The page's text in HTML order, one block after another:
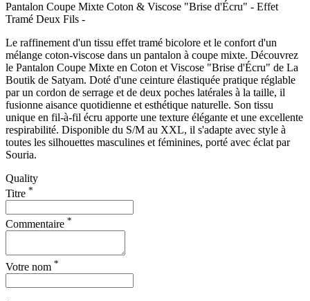
Pantalon Coupe Mixte Coton & Viscose "Brise d'Écru" - Effet
Tramé Deux Fils -
Le raffinement d'un tissu effet tramé bicolore et le confort d'un
mélange coton-viscose dans un pantalon à coupe mixte. Découvrez
le Pantalon Coupe Mixte en Coton et Viscose "Brise d'Écru" de La
Boutik de Satyam. Doté d'une ceinture élastiquée pratique réglable
par un cordon de serrage et de deux poches latérales à la taille, il
fusionne aisance quotidienne et esthétique naturelle. Son tissu
unique en fil-à-fil écru apporte une texture élégante et une excellente
respirabilité. Disponible du S/M au XXL, il s'adapte avec style à
toutes les silhouettes masculines et féminines, porté avec éclat par
Souria.
Quality
Titre *
Commentaire *
Votre nom *